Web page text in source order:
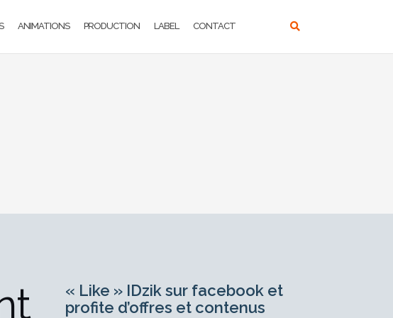
ANIMATIONS PRODUCTION LABEL CONTACT
« Like » IDzik sur facebook et
profite d’offres et contenus